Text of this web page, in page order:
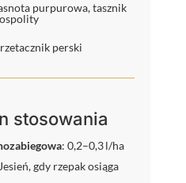
purpurowa, tasznik
perski
stosowania
: 0,2–0,3 l/ha
gdy rzepak osiąga